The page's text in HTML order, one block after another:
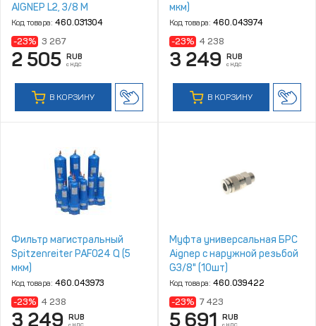
AIGNEP L2, 3/8 M
Код товара: 460.031304
-23% 3 267
2 505 RUB
с НДС
В КОРЗИНУ
мкм)
Код товара: 460.043974
-23% 4 238
3 249 RUB
с НДС
В КОРЗИНУ
Фильтр магистральный
Spitzenreiter PAF024 Q (5
мкм)
Код товара: 460.043973
-23% 4 238
3 249 RUB
с НДС
Муфта универсальная БРС
Aignep с наружной резьбой
G3/8" (10шт)
Код товара: 460.039422
-23% 7 423
5 691 RUB
с НДС